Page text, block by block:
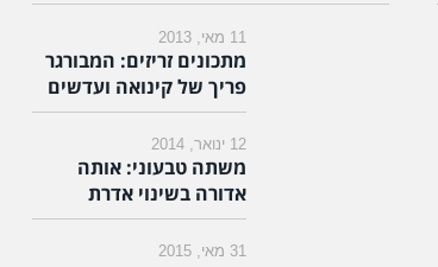
11 מאי, 2013
מתכונים זריזים: המבורגר
פריך של קינואה ועדשים
12 ינואר, 2014
משתה טבעוני: אותה
אדורה בשינוי אדרת
31 מאי, 2015